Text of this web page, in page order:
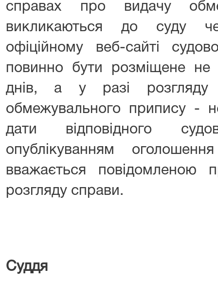
справах про видачу
викликаються до суду
офіційному веб-сайті
повинно бути розміщене не
днів, а у разі
обмежувального припису -
дати відповідного
опублікуванням
вважається повідомленою
розгляду справи.
Суддя